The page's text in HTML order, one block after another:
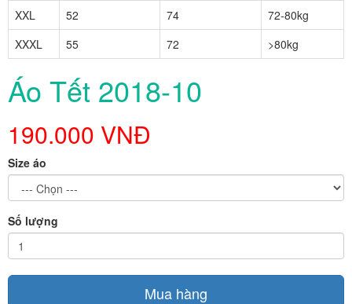
XXL
52 74
72-80kg
XXXL
55 72 >80kg
Áo Tết 2018-10
190.000 VNĐ
Size áo
Số lượng
Mua hàng